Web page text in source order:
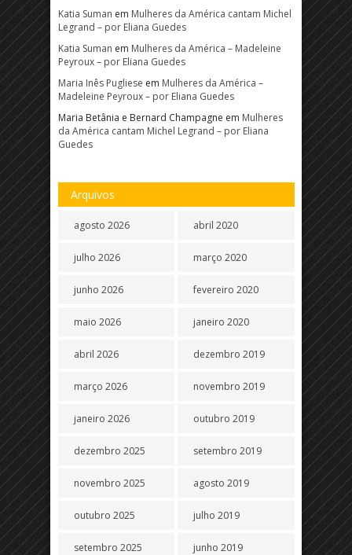
Katia Suman em Mulheres da América cantam Michel
Legrand – por Eliana Guedes
Katia Suman em Mulheres da América – Madeleine
Peyroux – por Eliana Guedes
Maria Inês Pugliese em Mulheres da América –
Madeleine Peyroux – por Eliana Guedes
Maria Betânia e Bernard Champagne em Mulheres
da América cantam Michel Legrand – por Eliana
Guedes
Arquivos
agosto 2026
julho 2026
junho 2026
maio 2026
abril 2026
março 2026
janeiro 2026
dezembro 2025
novembro 2025
outubro 2025
setembro 2025
abril 2020
março 2020
fevereiro 2020
janeiro 2020
dezembro 2019
novembro 2019
outubro 2019
setembro 2019
agosto 2019
julho 2019
junho 2019